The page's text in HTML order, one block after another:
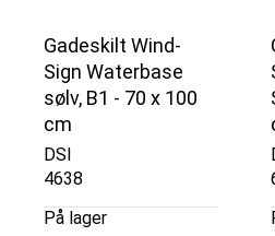
Gadeskilt Wind-
Sign Waterbase
sølv, B1 - 70 x 100
cm
DSI
4638
På lager